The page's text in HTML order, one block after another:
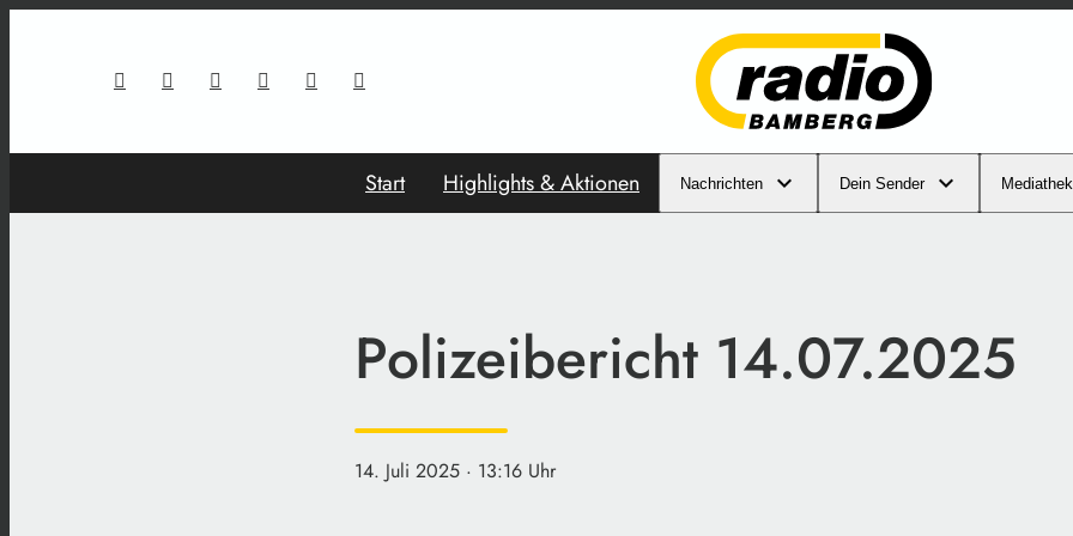
Start Highlights & Aktionen Nachrichten Dein Sender Mediathek
Polizeibericht 14.07.2025
14. Juli 2025 · 13:16 Uhr